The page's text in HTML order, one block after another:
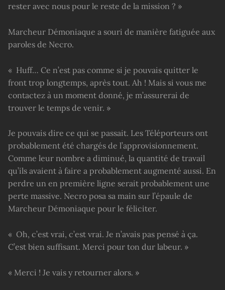
rester avec nous pour le reste de la mission ? »
Marcheur Démoniaque a souri de manière fatiguée aux
paroles de Necro.
« Huff… Ce n’est pas comme si je pouvais quitter le
front trop longtemps, après tout. Ah ! Mais si vous me
contactez à un moment donné, je m’assurerai de
trouver le temps de venir. »
Je pouvais dire ce qui se passait. Les Téléporteurs ont
probablement été chargés de l’approvisionnement.
Comme leur nombre a diminué, la quantité de travail
qu’ils avaient à faire a probablement augmenté aussi. En
perdre un en première ligne serait probablement une
perte massive. Necro posa sa main sur l’épaule de
Marcheur Démoniaque pour le féliciter.
« Oh, c’est vrai, c’est vrai. Je n’avais pas pensé à ça.
C’est bien suffisant. Merci pour ton dur labeur. »
« Merci ! Je vais y retourner alors. »